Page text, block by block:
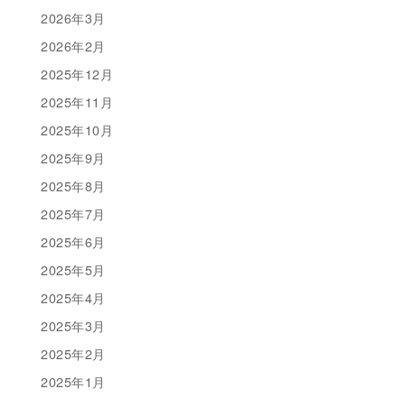
2026年3月
2026年2月
2025年12月
2025年11月
2025年10月
2025年9月
2025年8月
2025年7月
2025年6月
2025年5月
2025年4月
2025年3月
2025年2月
2025年1月